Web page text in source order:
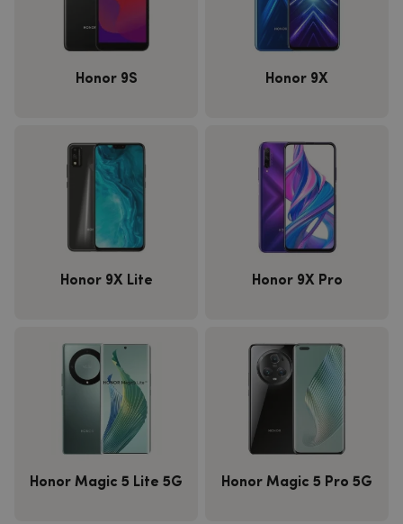
Honor 9S Honor 9X
Honor 9X Lite Honor 9X Pro
Honor Magic 5 Lite 5G Honor Magic 5 Pro 5G